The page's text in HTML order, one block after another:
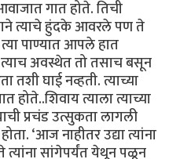
गात होते. तिची
त्याचे हुंदके आवरले पण ते
पाण्यात आपले हात
अवस्थेत तो तसाच बसून
तशी घाई नव्हती. त्याच्या
होते..शिवाय त्याला त्याच्या
प्रचंड उत्सुकता लागली
‘आज नाहीतर उद्या त्यांना
त्यांना सांगेपर्यंत येथून पळून